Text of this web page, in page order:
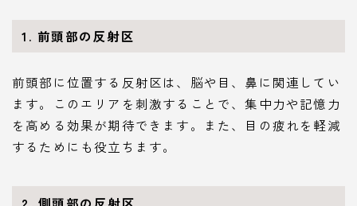
1. 前頭部の反射区
前頭部に位置する反射区は、脳や目、鼻に関連してい
ます。このエリアを刺激することで、集中力や記憶力
を高める効果が期待できます。また、目の疲れを軽減
するためにも役立ちます。